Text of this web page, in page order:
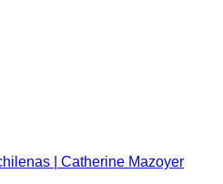
| Catherine Mazoyer